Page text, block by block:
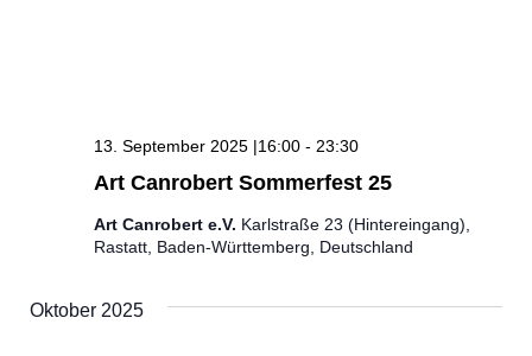
Art Canrobert Sommerfest 25
13. September 2025 |16:00 - 23:30
Art Canrobert e.V. Karlstraße 23 (Hintereingang),
Rastatt, Baden-Württemberg, Deutschland
Oktober 2025